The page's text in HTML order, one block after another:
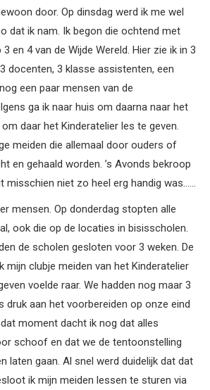
door. Op dinsdag werd ik me wel
dat ik nam. Ik begon die ochtend met
en 4 van de Wijde Wereld. Hier zie ik in 3
docenten, 3 klasse assistenten, een
een paar mensen van de
ga ik naar huis om daarna naar het
daar het Kinderatelier les te geven.
meiden die allemaal door ouders of
en gehaald worden. ’s Avonds bekroop
misschien niet zo heel erg handig was……
mensen. Op donderdag stopten alle
ook die op de locaties in bisisscholen.
de scholen gesloten voor 3 weken. De
mijn clubje meiden van het Kinderatelier
voelde raar. We hadden nog maar 3
druk aan het voorbereiden op onze eind
moment dacht ik nog dat alles
schoof en dat we de tentoonstelling
laten gaan. Al snel werd duidelijk dat dat
ik mijn meiden lessen te sturen via